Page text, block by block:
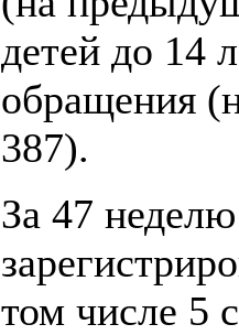
детей до 14
обращения
387).
За 47
том числе 5